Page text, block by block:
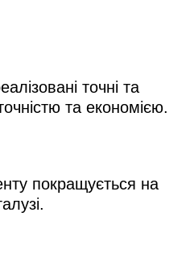
точні та
та економією.
покращується на